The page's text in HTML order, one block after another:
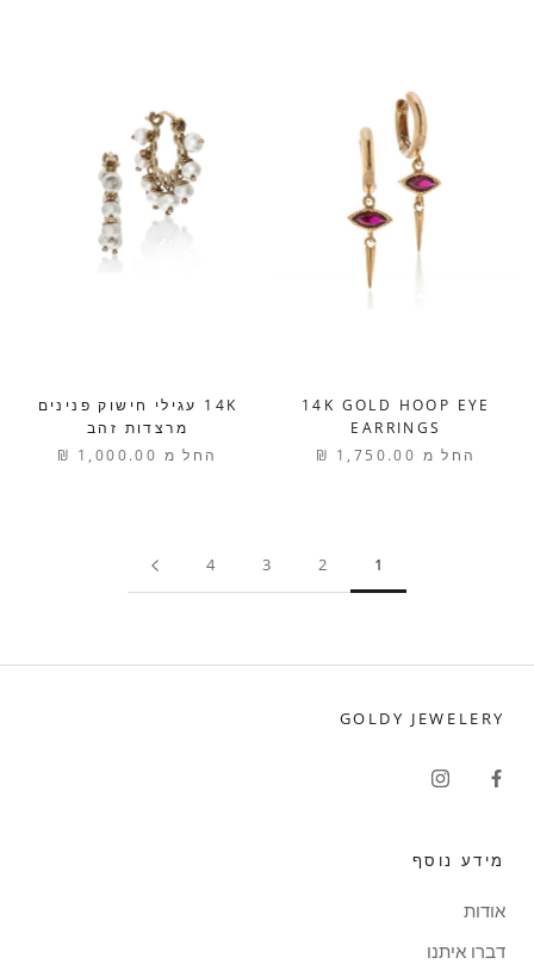
14K GOLD HOOP EYE
EARRINGS
החל מ 1,750.00 ₪
14K עגילי חישוק פנינים
מרצדות זהב
החל מ 1,000.00 ₪
1
2
3
4
GOLDY JEWELERY
מידע נוסף
אודות
דברו איתנו